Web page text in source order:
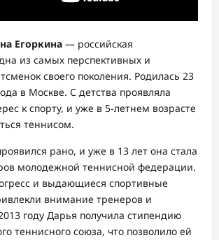
Егоркина — российская
из самых перспективных и
своего поколения. Родилась 23
в Москве. С детства проявляла
к спорту, и уже в 5-летнем возрасте
теннисом.
рано, и уже в 13 лет она стала
молодежной теннисной федерации.
и выдающиеся спортивные
внимание тренеров и
году Дарья получила стипендию
теннисного союза, что позволило ей